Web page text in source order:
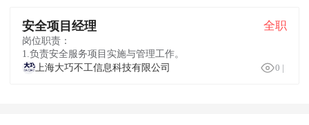
安全项目经理 全职
岗位职责：
1.负责安全服务项目实施与管理工作。
上海大巧不工信息科技有限公司
0 |